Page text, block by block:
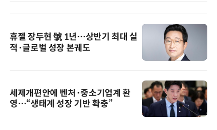
휴젤 장두현 號 1년…상반기 최대 실
적·글로벌 성장 본궤도
세제개편안에 벤처·중소기업계 환
영…“생태계 성장 기반 확충”